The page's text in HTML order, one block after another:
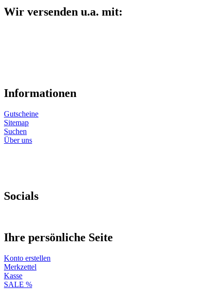
Wir versenden u.a. mit:
Informationen
Gutscheine
Sitemap
Suchen
Über uns
Socials
Ihre persönliche Seite
Konto erstellen
Merkzettel
Kasse
SALE %